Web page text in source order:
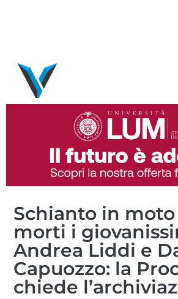
Schianto in moto
morti i
Andrea Liddi e
Capuozzo: la
chiede